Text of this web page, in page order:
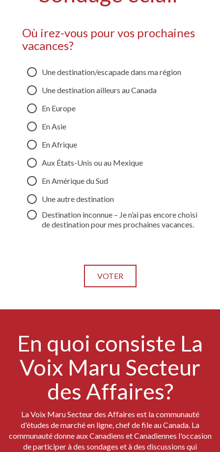
Où irez-vous pour vos prochaines
vacances?
Une destination/escapade dans ma région
Une destination ailleurs au Canada
En Europe
En Asie
En Afrique
Aux États-Unis ou au Mexique
En Amérique du Sud
Une autre destination
Destination inconnue – Je n’ai pas encore choisi
de destination pour mes prochaines vacances.
En quoi consiste La
Voix Maru Secteur
des Affaires?
La Voix Maru Secteur des Affaires est la communauté
d'études de marché en ligne, chef de file au Canada. La
communauté donne aux Canadiens et Canadiennes l'occasion
de participer à des sondages et à des discussions qui